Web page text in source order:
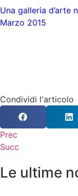
Una galleria d’arte
Marzo 2015
Condividi l'articolo
Prec
Succ
Le ultime